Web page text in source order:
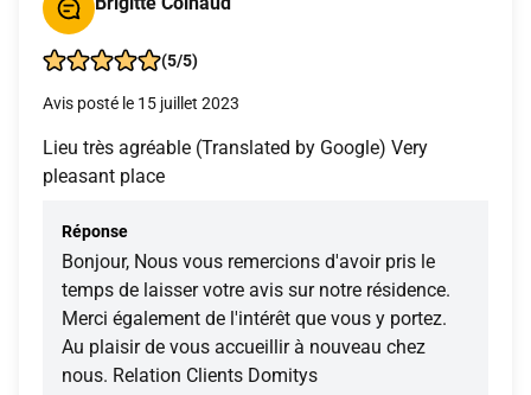
(5/5)
Avis posté le 15 juillet 2023
Lieu très agréable (Translated by Google) Very
pleasant place
Réponse
Bonjour, Nous vous remercions d'avoir pris le
temps de laisser votre avis sur notre résidence.
Merci également de l'intérêt que vous y portez.
Au plaisir de vous accueillir à nouveau chez
nous. Relation Clients Domitys